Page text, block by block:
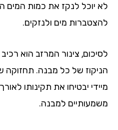
יוכל לנקז את כמות המים
מים ולנזקים.
צינור המרזב הוא רכיב
של כל מבנה. תחזוקה שוטפת
יבטיחו את תקינותו לאורך זמן
למבנה.